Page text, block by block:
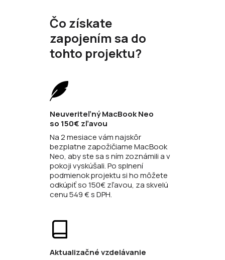
Čo získate
zapojením sa do
tohto projektu?
Neuveriteľný MacBook Neo
so 150€ zľavou
Na 2 mesiace vám najskôr
bezplatne zapožičiame MacBook
Neo, aby ste sa s ním zoznámili a v
pokoji vyskúšali. Po splnení
podmienok projektu si ho môžete
odkúpiť so 150€ zľavou, za skvelú
cenu 549 € s DPH.
Aktualizačné vzdelávanie